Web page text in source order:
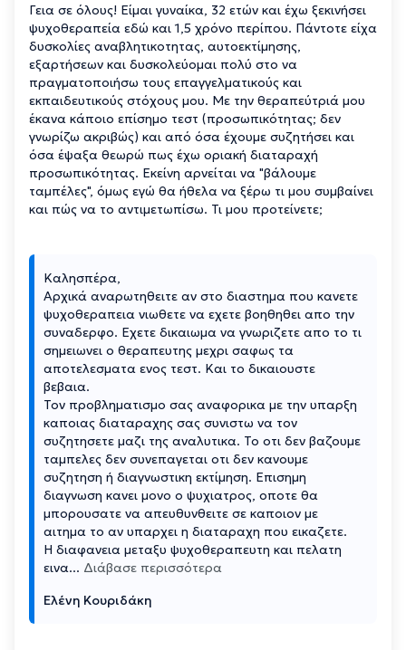
Γεια σε όλους! Είμαι γυναίκα, 32 ετών και έχω ξεκινήσει
ψυχοθεραπεία εδώ και 1,5 χρόνο περίπου. Πάντοτε είχα
δυσκολίες αναβλητικοτητας, αυτοεκτίμησης,
εξαρτήσεων και δυσκολεύομαι πολύ στο να
πραγματοποιήσω τους επαγγελματικούς και
εκπαιδευτικούς στόχους μου. Με την θεραπεύτριά μου
έκανα κάποιο επίσημο τεστ (προσωπικότητας; δεν
γνωρίζω ακριβώς) και από όσα έχουμε συζητήσει και
όσα έψαξα θεωρώ πως έχω οριακή διαταραχή
προσωπικότητας. Εκείνη αρνείται να "βάλουμε
ταμπέλες", όμως εγώ θα ήθελα να ξέρω τι μου συμβαίνει
και πώς να το αντιμετωπίσω. Τι μου προτείνετε;
Καλησπέρα,
Αρχικά αναρωτηθειτε αν στο διαστημα που κανετε
ψυχοθεραπεια νιωθετε να εχετε βοηθηθει απο την
συναδερφο. Εχετε δικαιωμα να γνωριζετε απο το τι
σημειωνει ο θεραπευτης μεχρι σαφως τα
αποτελεσματα ενος τεστ. Και το δικαιουστε
βεβαια.
Τον προβληματισμο σας αναφορικα με την υπαρξη
καποιας διαταραχης σας συνιστω να τον
συζητησετε μαζι της αναλυτικα. Το οτι δεν βαζουμε
ταμπελες δεν συνεπαγεται οτι δεν κανουμε
συζητηση ή διαγνωστικη εκτίμηση. Επισημη
διαγνωση κανει μονο ο ψυχιατρος, οποτε θα
μπορουσατε να απευθυνθειτε σε καποιον με
αιτημα το αν υπαρχει η διαταραχη που εικαζετε.
Η διαφανεια μεταξυ ψυχοθεραπευτη και πελατη
εινα... Διάβασε περισσότερα
Ελένη Κουριδάκη